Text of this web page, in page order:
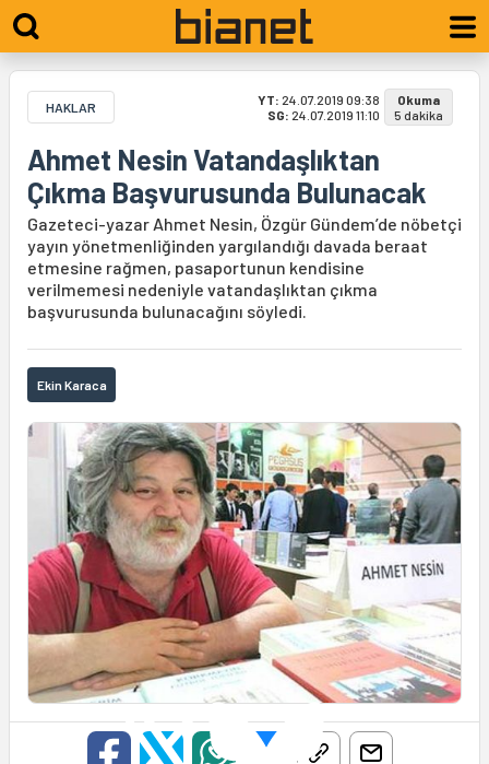
HAKLAR YT: 24.07.2019 09:38
SG: 24.07.2019 11:10
Okuma
5 dakika
Ahmet Nesin Vatandaşlıktan
Çıkma Başvurusunda Bulunacak
Gazeteci-yazar Ahmet Nesin, Özgür Gündem’de nöbetçi
yayın yönetmenliğinden yargılandığı davada beraat
etmesine rağmen, pasaportunun kendisine
verilmemesi nedeniyle vatandaşlıktan çıkma
başvurusunda bulunacağını söyledi.
Ekin Karaca